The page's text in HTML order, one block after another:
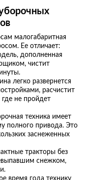
малогабаритная
Ее отличает:
дополненная
чистит
легко развернется
расчистит
не пройдет
техника имеет
полного привода. Это
заснеженных
тракторы без
снежком,